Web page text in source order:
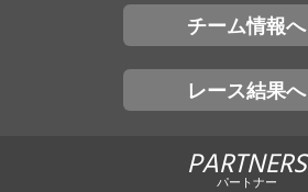
チーム情報へ
レース結果へ
PARTNERS
パートナー